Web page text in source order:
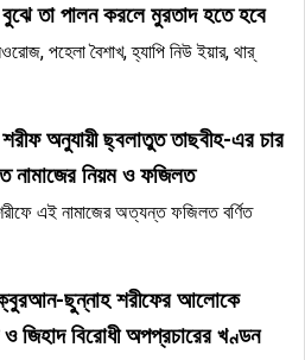
তা পালন করলে মুরতাদ হতে হবে
পহেলা বৈশাখ, হ্যাপি নিউ ইয়ার, থার্
শরীফ অনুযায়ী ছ্বলাতুত তাছবীহ-এর চার
নামাজের নিয়ম ও ফজিলত
এই নামাজের অত্যন্ত ফজিলত বর্ণিত
ছুন্নাহ শরীফের আলোকে
ও জিহাদ বিরোধী অপপ্রচারের খণ্ডন